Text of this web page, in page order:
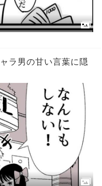
ラ男の甘い言葉に隠